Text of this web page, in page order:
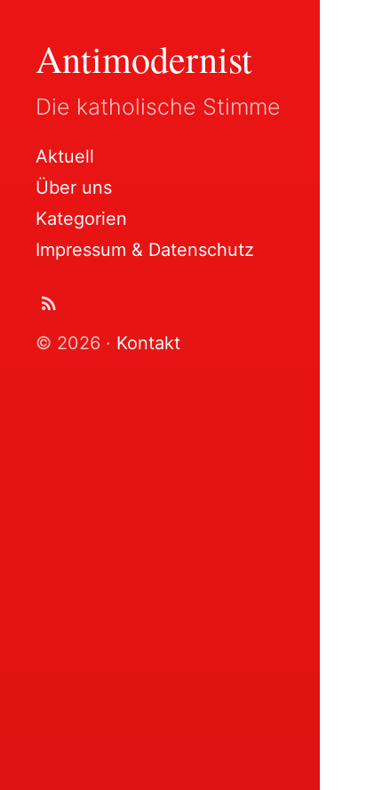
Antimodernist
Die katholische Stimme
Aktuell
Über uns
Kategorien
Impressum & Datenschutz
© 2026 · Kontakt